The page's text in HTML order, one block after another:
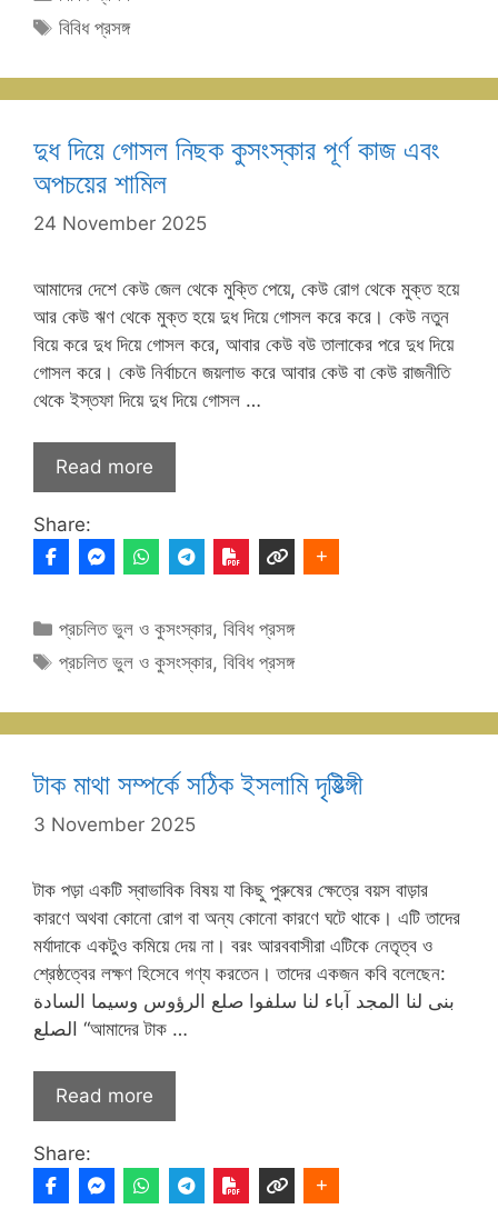
Tags
বিবিধ প্রসঙ্গ
দুধ দিয়ে গোসল নিছক কুসংস্কার পূর্ণ কাজ এবং
অপচয়ের শামিল
24 November 2025
আমাদের দেশে কেউ জেল থেকে মুক্তি পেয়ে, কেউ রোগ থেকে মুক্ত হয়ে
আর কেউ ঋণ থেকে মুক্ত হয়ে দুধ দিয়ে গোসল করে করে। কেউ নতুন
বিয়ে করে দুধ দিয়ে গোসল করে, আবার কেউ বউ তালাকের পরে দুধ দিয়ে
গোসল করে। কেউ নির্বাচনে জয়লাভ করে আবার কেউ বা কেউ রাজনীতি
থেকে ইস্তফা দিয়ে দুধ দিয়ে গোসল …
Read more
Share:
Categories
প্রচলিত ভুল ও কুসংস্কার,বিবিধ প্রসঙ্গ
Tags
প্রচলিত ভুল ও কুসংস্কার,বিবিধ প্রসঙ্গ
টাক মাথা সম্পর্কে সঠিক ইসলামি দৃষ্টিভ্ঙ্গী
3 November 2025
টাক পড়া একটি স্বাভাবিক বিষয় যা কিছু পুরুষের ক্ষেত্রে বয়স বাড়ার
কারণে অথবা কোনো রোগ বা অন্য কোনো কারণে ঘটে থাকে। এটি তাদের
মর্যাদাকে একটুও কমিয়ে দেয় না। বরং আরববাসীরা এটিকে নেতৃত্ব ও
শ্রেষ্ঠত্বের লক্ষণ হিসেবে গণ্য করতেন। তাদের একজন কবি বলেছেন:
بنى لنا المجد آباء لنا سلفوا صلع الرؤوس وسيما السادة
الصلع “আমাদের টাক …
Read more
Share: